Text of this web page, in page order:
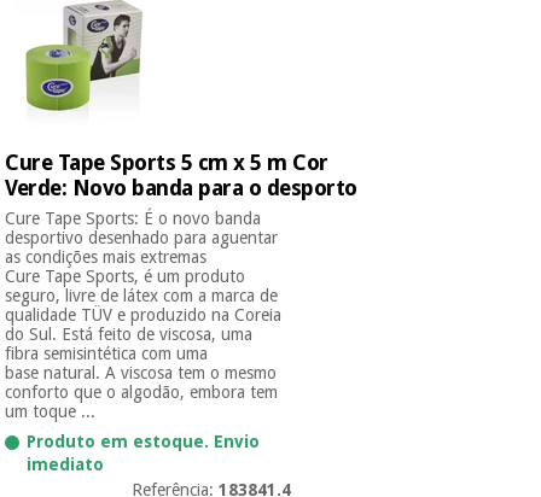
Cure Tape Sports 5 cm x 5 m Cor
Verde: Novo banda para o desporto
Cure Tape Sports: É o novo banda
desportivo desenhado para aguentar
as condições mais extremas
Cure Tape Sports, é um produto
seguro, livre de látex com a marca de
qualidade TÜV e produzido na Coreia
do Sul. Está feito de viscosa, uma
fibra semisintética com uma
base natural. A viscosa tem o mesmo
conforto que o algodão, embora tem
um toque ...
Produto em estoque. Envio
imediato
Referência:183841.4